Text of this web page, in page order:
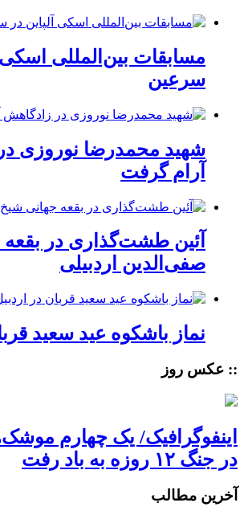
مسابقات بین‌المللی اسکی
سرعین
شهید محمدرضا نوروزی
آرام گرفت
آئین طشت‌گذاری در
صفی‌الدین اردبیلی
نماز باشکوه عید سعید
:: عکس روز
اینفوگرافیک/ یک چهارم
در جنگ ۱۲ روزه به باد رفت
آخرین مطالب